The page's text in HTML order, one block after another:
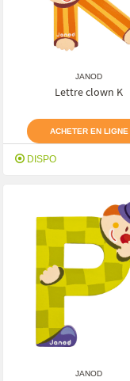
JANOD
Lettre clown K
ACHETER EN LIGNE
DISPO
JANOD